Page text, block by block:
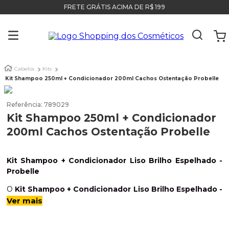
FRETE GRÁTIS ACIMA DE R$ 199
Cabelos
Kits
Kit Shampoo 250ml + Condicionador 200ml Cachos Ostentação Probelle
Referência: 789029
Kit Shampoo 250ml + Condicionador
200ml Cachos Ostentação Probelle
Kit Shampoo + Condicionador Liso Brilho Espelhado -
Probelle
O Kit Shampoo + Condicionador Liso Brilho Espelhado -
Probelleé indicado para todos os tipos de cabelos. Ele
Ver mais